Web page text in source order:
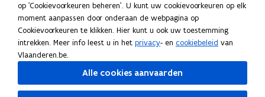
Tips voor duidelijke taal
Bekijk ook
Spellingtests
Boek- en webwijzer
op 'Cookievoorkeuren beheren'. U kunt uw cookievoorkeuren op elk
moment aanpassen door onderaan de webpagina op
Cookievoorkeuren te klikken. Hier kunt u ook uw toestemming
intrekken. Meer info leest u in het privacy- en cookiebeleid van
Vlaanderen.be.
Alle cookies aanvaarden